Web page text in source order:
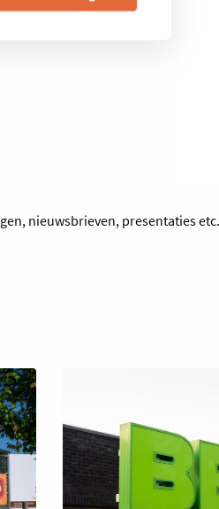
nieuwsbrieven, presentaties